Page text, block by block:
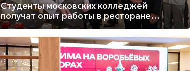
Студенты московских колледжей
получат опыт работы в ресторане
«Встреча друзей»